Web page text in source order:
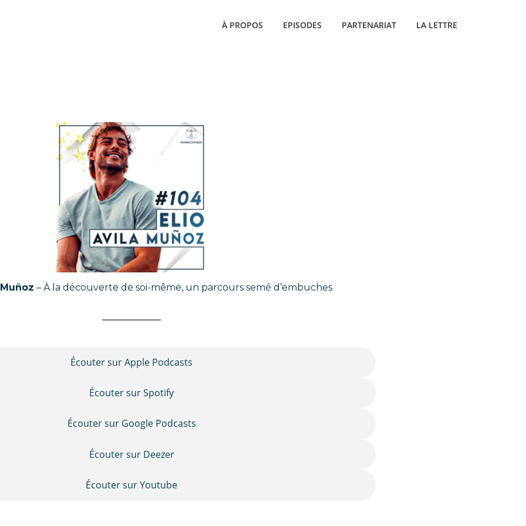
À PROPOS EPISODES PARTENARIAT LA LETTRE
– À la découverte de soi-même, un parcours semé d’embuches
Écouter sur Apple Podcasts
Écouter sur Spotify
Écouter sur Google Podcasts
Écouter sur Deezer
Écouter sur Youtube